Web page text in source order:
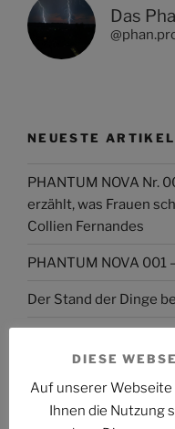
NEUESTE ARTIKEL
PHANTUM NOVA Nr.
erzählt, was Frauen
Collien Fernandes
PHANTUM NOVA 001
Der Stand der Dinge
und darüber hinaus…
DIESE
Auf unserer
Ihnen die Nutzung